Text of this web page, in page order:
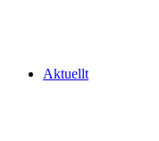
Aktuellt